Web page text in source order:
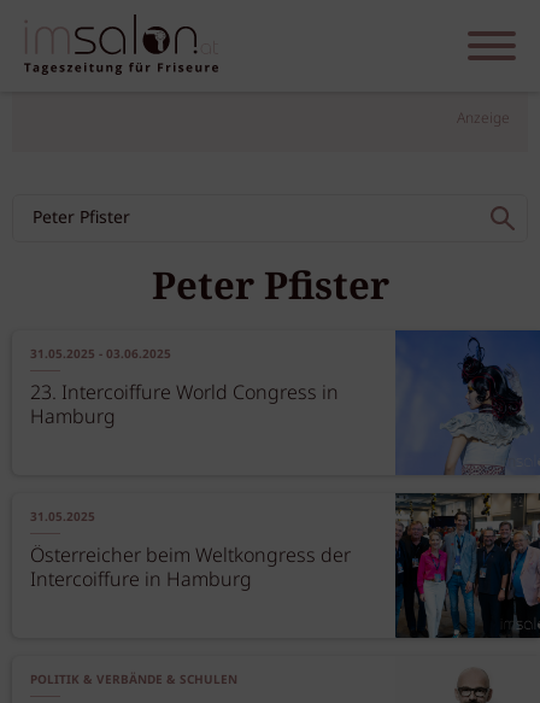
Anzeige
Peter Pfister
31.05.2025 - 03.06.2025
23. Intercoiffure World Congress in
Hamburg
31.05.2025
Österreicher beim Weltkongress der
Intercoiffure in Hamburg
POLITIK & VERBÄNDE & SCHULEN